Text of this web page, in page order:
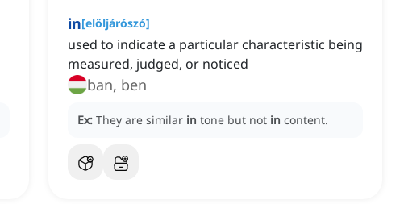
in[elöljárószó]
used to indicate a particular characteristic being
measured, judged, or noticed
ban, ben
Ex: They are similar in tone but not in content.